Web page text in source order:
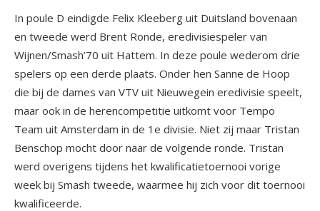
In poule D eindigde Felix Kleeberg uit Duitsland bovenaan
en tweede werd Brent Ronde, eredivisiespeler van
Wijnen/Smash’70 uit Hattem. In deze poule wederom drie
spelers op een derde plaats. Onder hen Sanne de Hoop
die bij de dames van VTV uit Nieuwegein eredivisie speelt,
maar ook in de herencompetitie uitkomt voor Tempo
Team uit Amsterdam in de 1 e divisie. Niet zij maar Tristan
Benschop mocht door naar de volgende ronde. Tristan
werd overigens tijdens het kwalificatietoernooi vorige
week bij Smash tweede, waarmee hij zich voor dit toernooi
kwalificeerde.